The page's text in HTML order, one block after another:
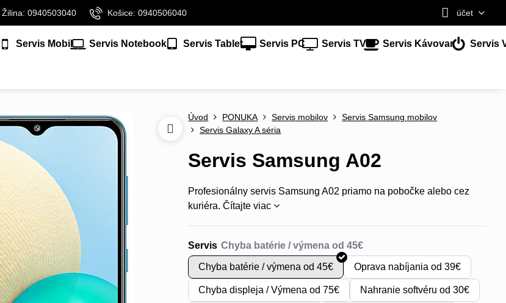
Žilina: 0940503040 Košice: 0940506040 účet
Servis Mobil Servis Notebook Servis Tablet Servis PC Servis TV Servis Kávovar Servis
Úvod PONUKA Servis mobilov
Servis Samsung mobilov
Servis Galaxy A séria
Servis Samsung A02
Profesionálny servis Samsung A02 priamo na pobočke alebo cez
kuriéra.Čítajte viac
Servis
Chyba batérie / výmena od 45€ Oprava nabíjania od 39€
Chyba displeja / Výmena od 75€ Nahranie softvéru od 30€